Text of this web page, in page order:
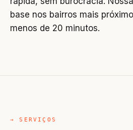
base nos bairros mais
menos de 20 minutos.
→ SERVIÇOS